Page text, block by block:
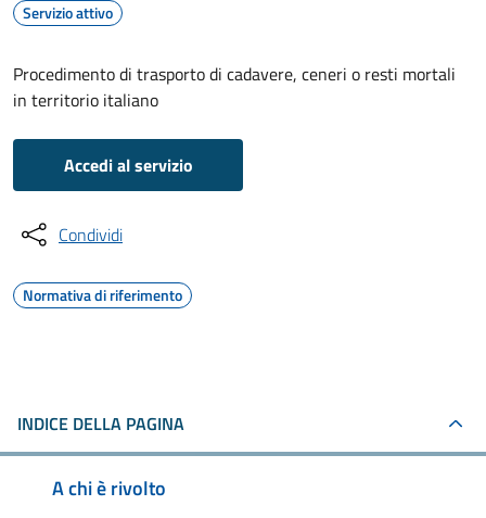
Servizio attivo
Procedimento di trasporto di cadavere, ceneri o resti mortali
in territorio italiano
Accedi al servizio
Condividi
Normativa di riferimento
INDICE DELLA PAGINA
A chi è rivolto